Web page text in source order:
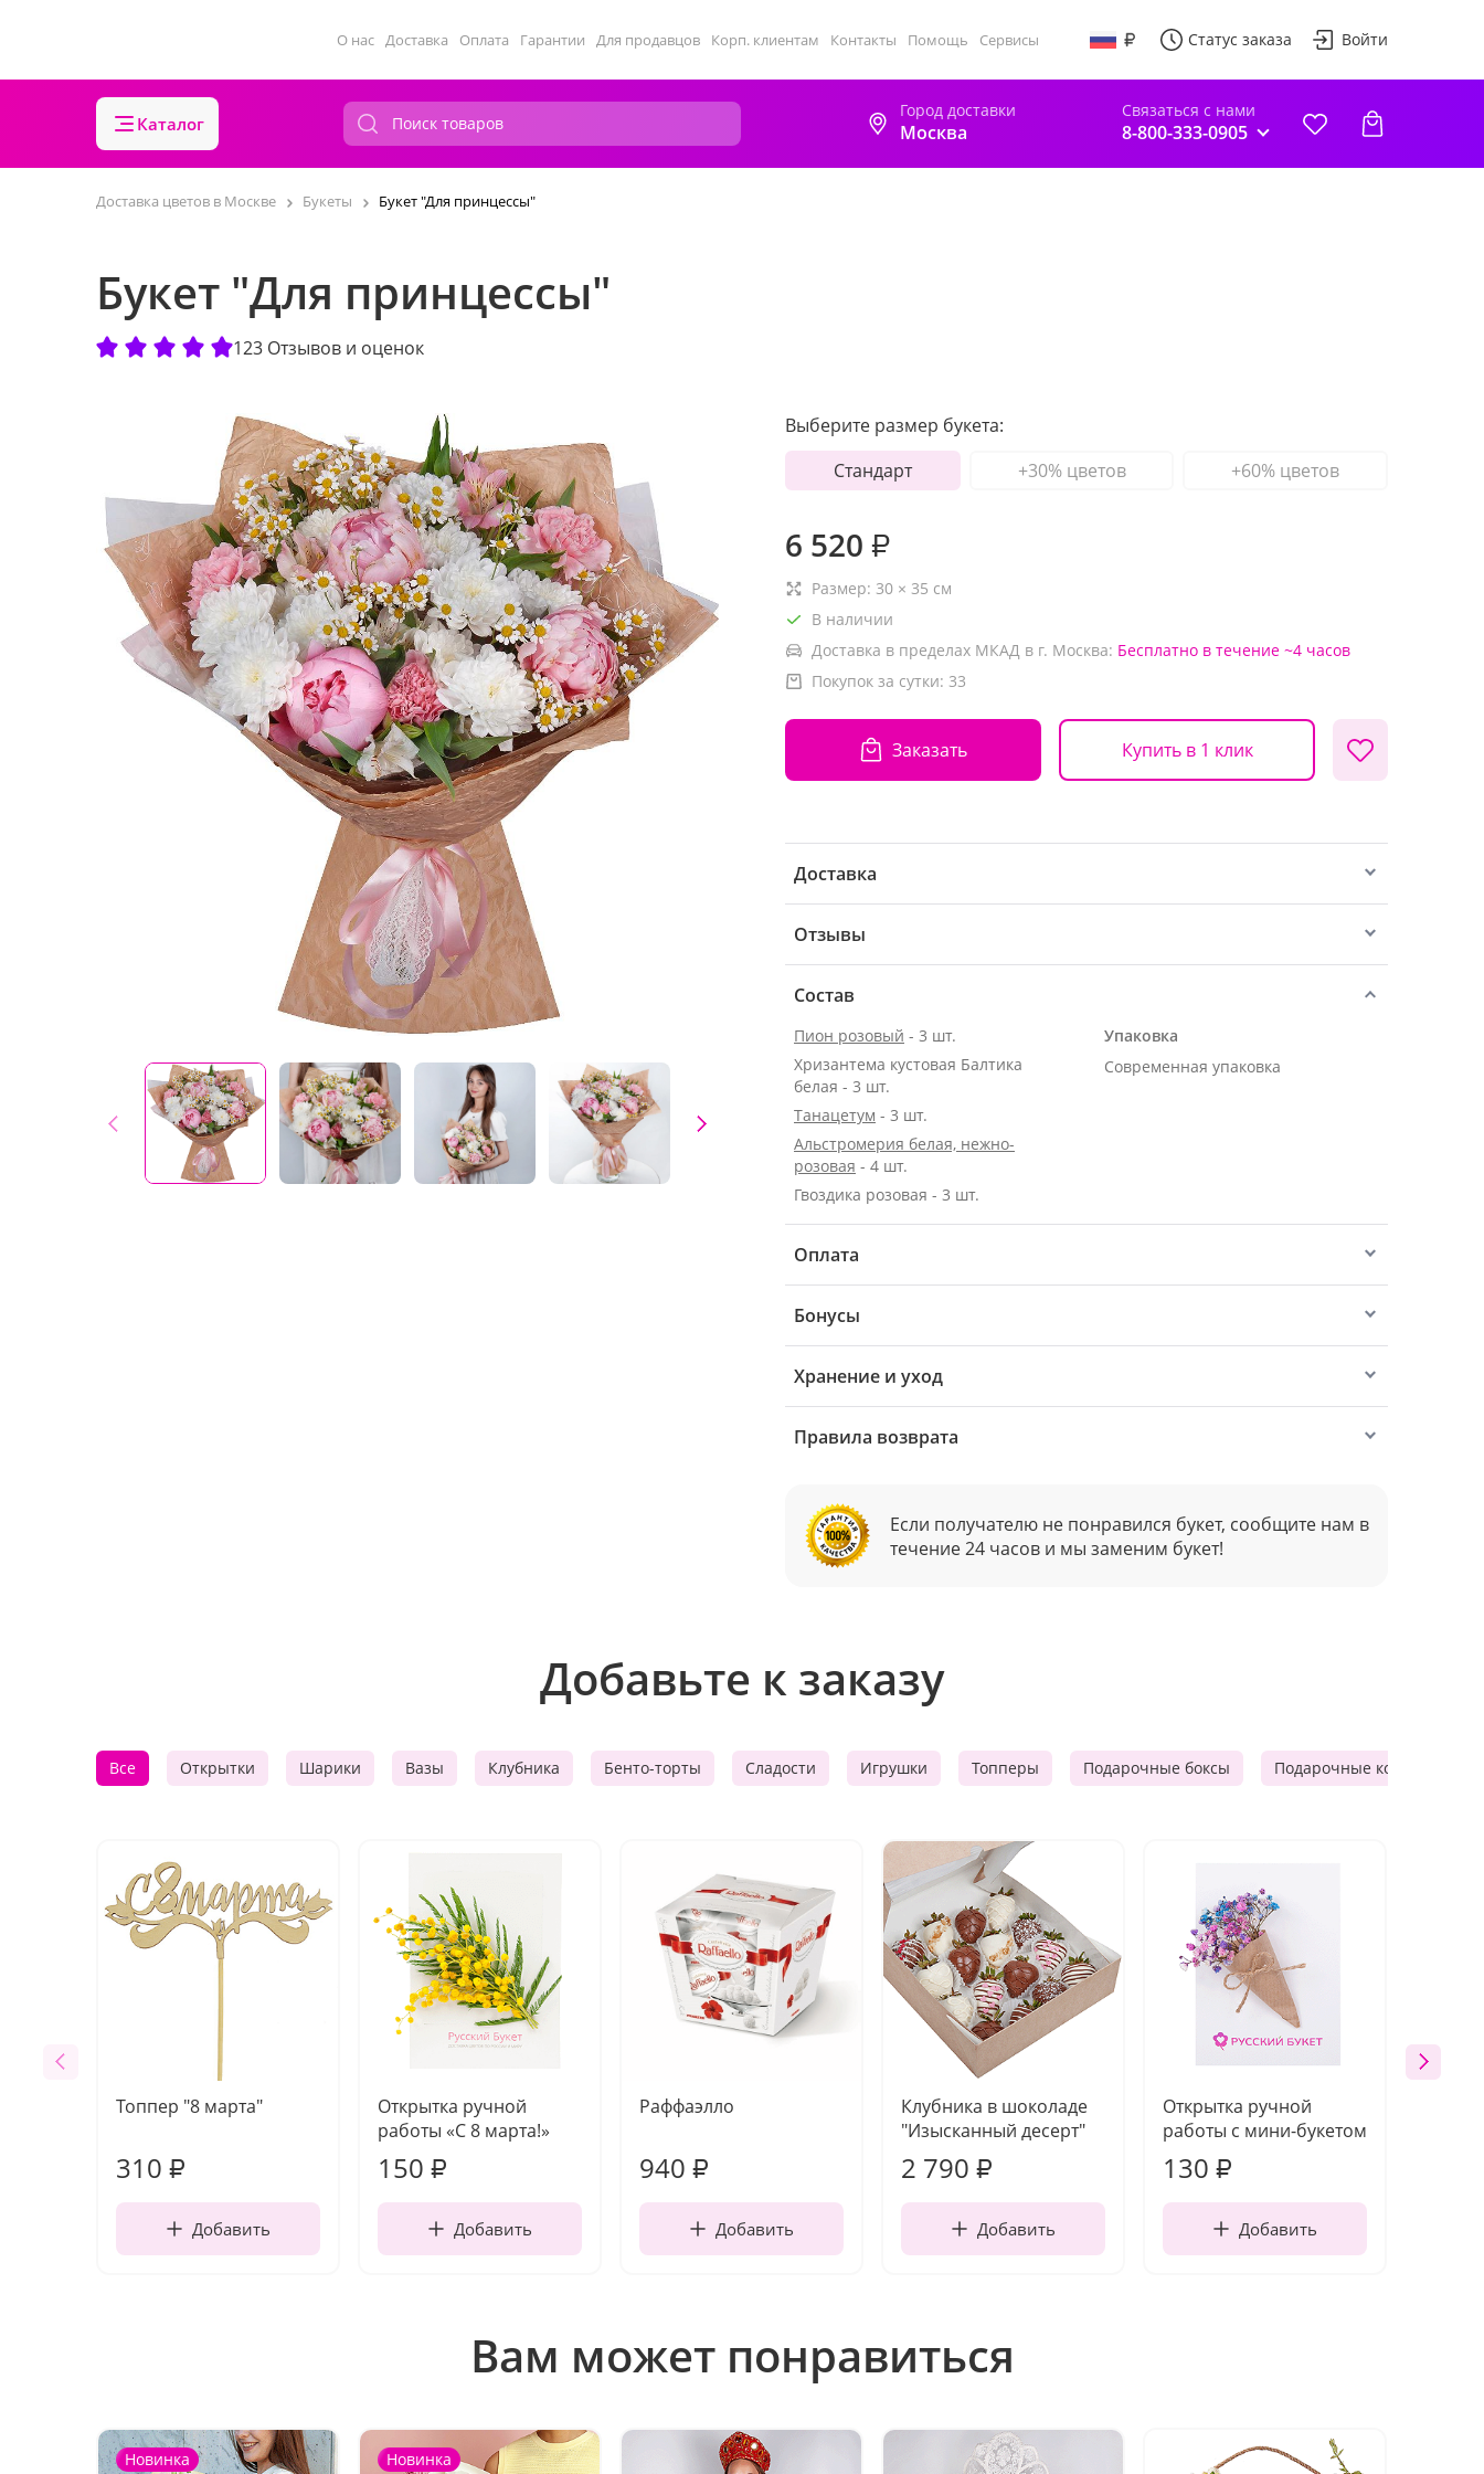
О нас Доставка Оплата Гарантии Для продавцов Корп. клиентам Контакты Помощь Сервисы Статус заказа Войти
Каталог
Город доставки
Москва
Связаться с нами
8-800-333-0905
Доставка цветов в Москве Букеты Букет "Для принцессы"
Букет "Для принцессы"
123 Отзывов и оценок
Выберите размер букета:
Стандарт
+30% цветов +60% цветов
6 520 ₽
Размер: 30 × 35 см
В наличии
Доставка в пределах МКАД в г. Москва: Бесплатно в течение ~4 часов
Покупок за сутки: 33
Заказать Купить в 1 клик
Доставка
Отзывы
Состав
Пион розовый - 3 шт.
Хризантема кустовая Балтика
белая - 3 шт.
Танацетум - 3 шт.
Альстромерия белая, нежно-
розовая - 4 шт.
Гвоздика розовая - 3 шт.
Упаковка
Современная упаковка
Оплата
Бонусы
Хранение и уход
Правила возврата
Если получателю не понравился букет, сообщите нам в
течение 24 часов и мы заменим букет!
Добавьте к заказу
Все Открытки Шарики Вазы Клубника Бенто-торты Сладости Игрушки Топперы Подарочные боксы Подарочные корзины
Топпер "8 марта"
310 ₽
Добавить
Открытка ручной
работы «С 8 марта!»
150 ₽
Добавить
Раффаэлло
940 ₽
Добавить
Клубника в шоколаде
"Изысканный десерт"
2 790 ₽
Добавить
Открытка ручной
работы с мини-букетом
130 ₽
Добавить
Вам может понравиться
Новинка Новинка